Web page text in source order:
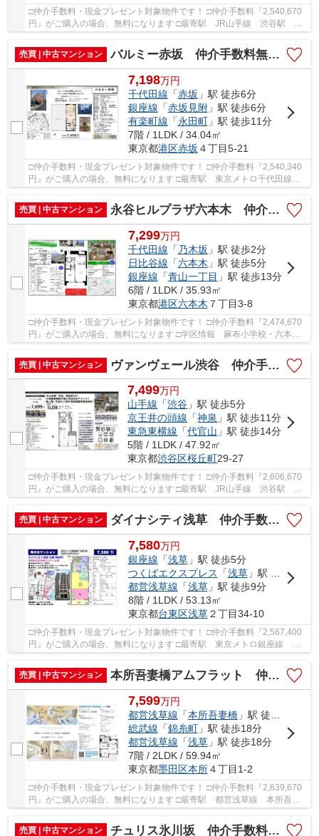
□仲介手数料・現金プレゼント対象物件です！ □仲介手数料『2,540,670
円』がご購入の場合、無料になります □最寄駅 JR山手線 渋谷駅 徒
売買 | 中古マンション
バルミー赤坂 仲介手数料無料＋40万円現金プレゼント中
7,198万円
千代田線 「赤坂 」駅 徒歩6分
銀座線 「赤坂見附」駅 徒歩6分
有楽町線 「永田町」駅 徒歩11分
7階 / 1LDK / 34.04㎡
東京都港区赤坂 ４丁目5-21
□仲介手数料・現金プレゼント対象物件です！ □仲介手数料『2,540,340
円』がご購入の場合、無料になります □最寄駅 東京メトロ千代田線
赤坂駅 徒歩約6分 □リノベーション物件 □陽当...
売買 | 中古マンション
永谷ヒルプラザ六本木 仲介手数料無料＋40万円現金プレゼント中
7,299万円
千代田線 「 乃木坂 」駅 徒歩2分
日比谷線 「六本木 」駅 徒歩5分
銀座線 「青山一丁目 」駅 徒歩13分
6階 / 1LDK / 35.93㎡
東京都港区六本木 ７丁目3-8
□仲介手数料・現金プレゼント対象物件です！ □仲介手数料『2,474,670
円』がご購入の場合、無料になります □学区情報 麻布小学校・六本木
中学校 □最寄駅 東京メトロ千代田線 乃木坂...
売買 | 中古マンション
ヴァンヴェール渋谷 仲介手数料無料＋40万円現金プレゼント中
7,499万円
山手線 「渋谷 」駅 徒歩5分
京王井の頭線 「神泉 」駅 徒歩11分
東急東横線 「代官山 」駅 徒歩14分
5階 / 1LDK / 47.92㎡
東京都渋谷区桜丘町29-27
□仲介手数料・現金プレゼント対象物件です！ □仲介手数料『2,606,670
円』がご購入の場合、無料になります □最寄駅 JR山手線 渋谷駅 徒
売買 | 中古マンション
ダイナシティ浅草 仲介手数料無料＋40万円現金プレゼント中
7,580万円
銀座線 「浅草」駅 徒歩5分
つくばエクスプレス 「浅草」駅 徒歩9分
都営浅草線 「浅草」駅 徒歩9分
8階 / 1LDK / 53.13㎡
東京都台東区浅草２丁目34-10
□仲介手数料・現金プレゼント対象物件です！ □仲介手数料『2,567,400
円』がご購入の場合、無料になります □最寄駅 東京メトロ銀座線 浅
売買 | 中古マンション
本所吾妻橋アムフラット 仲介手数料無料＋40万円現金プレゼント中
7,599万円
都営浅草線 「本所吾妻橋」駅 徒歩8分
総武線 「錦糸町」駅 徒歩18分
都営浅草線 「浅草」駅 徒歩18分
7階 / 2LDK / 59.94㎡
東京都墨田区本所４丁目1-2
□仲介手数料・現金プレゼント対象物件です！ □仲介手数料『2,639,670
円』がご購入の場合、無料になります □最寄駅 都営浅草線 本所吾妻
売買 | 中古マンション
チュリス氷川坂 仲介手数料無料＋40万円現金プレゼント中